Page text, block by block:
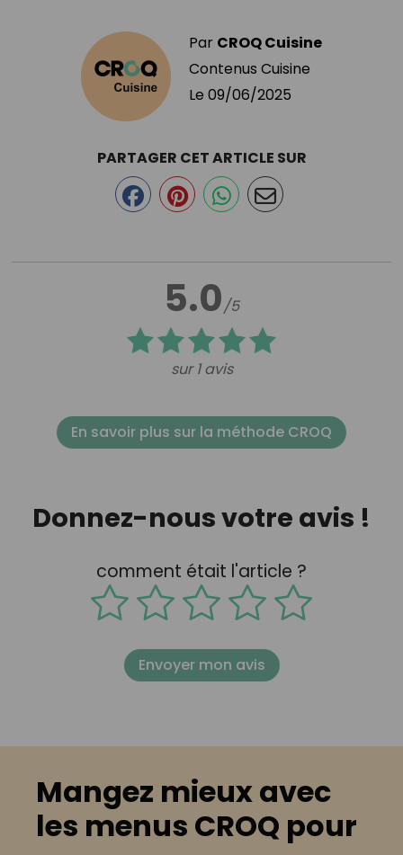
Par CROQ Cuisine
Contenus Cuisine
Le 09/06/2025
5.0/5
sur 1 avis
PARTAGER CET ARTICLE SUR
En savoir plus sur la méthode CROQ
Donnez-nous votre avis !
comment était l'article ?
Envoyer mon avis
Mangez mieux avec
les menus CROQ pour